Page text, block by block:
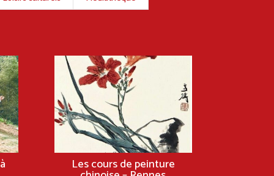
Les cours de peinture